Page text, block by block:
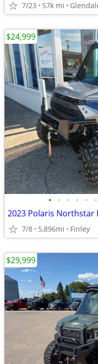
7/23 57k mi
• • • • • •
2023 Polaris Northstar
7/8 5,896mi Finley
$24,999
$29,999